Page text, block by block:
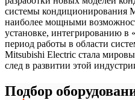
системы кондиционирования
наиболее мощными
установке, интегрированию в
период работы в области
Mitsubishi Electric стала
след в развитии этой
Подбор